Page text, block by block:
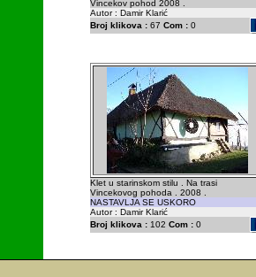
Vincekov pohod 2008 .
Autor : Damir Klarić
Broj klikova :67 Com :0
Klet u starinskom stilu . Na trasi
Vincekovog pohoda . 2008 .
NASTAVLJA SE USKORO
Autor : Damir Klarić
Broj klikova :102 Com :0